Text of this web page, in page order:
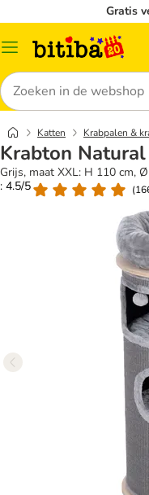
Gratis
Catalogusmenu
Zoeken
Katten Krabpalen &
Krabton
Grijs, maat XXL: H 110 cm,
: 4.5/5
(